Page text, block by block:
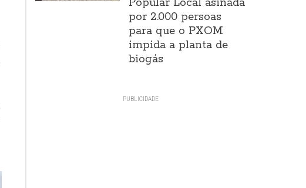
por 2.000 persoas
para que o PXOM
impida a planta de
biogás